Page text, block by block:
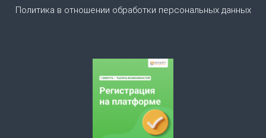
а
Политика в отношении обработки персональных данных